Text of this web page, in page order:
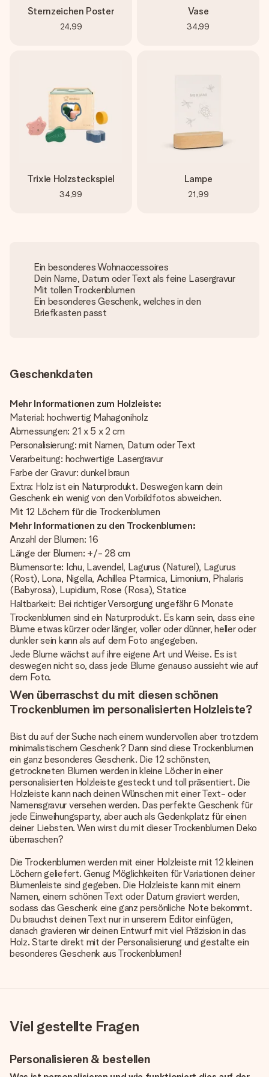
Sternzeichen Poster
24,99
Vase
34,99
Trixie Holzsteckspiel
34,99
Lampe
21,99
Ein besonderes Wohnaccessoires
Dein Name, Datum oder Text als feine Lasergravur
Mit tollen Trockenblumen
Ein besonderes Geschenk, welches in den
Briefkasten passt
Geschenkdaten
Mehr Informationen zum Holzleiste:
Material: hochwertig Mahagoniholz
Abmessungen: 21 x 5 x 2 cm
Personalisierung: mit Namen, Datum oder Text
Verarbeitung: hochwertige Lasergravur
Farbe der Gravur: dunkel braun
Extra: Holz ist ein Naturprodukt. Deswegen kann dein
Geschenk ein wenig von den Vorbildfotos abweichen.
Mit 12 Löchern für die Trockenblumen
Mehr Informationen zu den Trockenblumen:
Anzahl der Blumen: 16
Länge der Blumen: +/- 28 cm
Blumensorte: Ichu, Lavendel, Lagurus (Naturel), Lagurus
(Rost), Lona, Nigella, Achillea Ptarmica, Limonium, Phalaris
(Babyrosa), Lupidium, Rose (Rosa), Statice
Haltbarkeit: Bei richtiger Versorgung ungefähr 6 Monate
Trockenblumen sind ein Naturprodukt. Es kann sein, dass eine
Blume etwas kürzer oder länger, voller oder dünner, heller oder
dunkler sein kann als auf dem Foto angegeben.
Jede Blume wächst auf ihre eigene Art und Weise. Es ist
deswegen nicht so, dass jede Blume genauso aussieht wie auf
dem Foto.
Wen überraschst du mit diesen schönen
Trockenblumen im personalisierten Holzleiste?
Bist du auf der Suche nach einem wundervollen aber trotzdem
minimalistischem Geschenk? Dann sind diese Trockenblumen
ein ganz besonderes Geschenk. Die 12 schönsten,
getrockneten Blumen werden in kleine Löcher in einer
personalisierten Holzleiste gesteckt und toll präsentiert. Die
Holzleiste kann nach deinen Wünschen mit einer Text- oder
Namensgravur versehen werden. Das perfekte Geschenk für
jede Einweihungsparty, aber auch als Gedenkplatz für einen
deiner Liebsten. Wen wirst du mit dieser Trockenblumen Deko
überraschen?
Die Trockenblumen werden mit einer Holzleiste mit 12 kleinen
Löchern geliefert. Genug Möglichkeiten für Variationen deiner
Blumenleiste sind gegeben. Die Holzleiste kann mit einem
Namen, einem schönen Text oder Datum graviert werden,
sodass das Geschenk eine ganz persönliche Note bekommt.
Du brauchst deinen Text nur in unserem Editor einfügen,
danach gravieren wir deinen Entwurf mit viel Präzision in das
Holz. Starte direkt mit der Personalisierung und gestalte ein
besonderes Geschenk aus Trockenblumen!
Viel gestellte Fragen
Personalisieren & bestellen